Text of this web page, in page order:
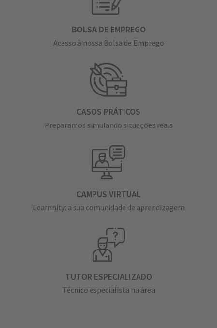
BOLSA DE EMPREGO
Acesso à nossa Bolsa de Emprego
CASOS PRÁTICOS
Preparamos simulando situações reais
CAMPUS VIRTUAL
Learnnity: a sua comunidade de aprendizagem
TUTOR ESPECIALIZADO
Técnico especialista na área